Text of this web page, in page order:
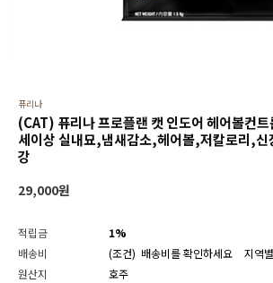
퓨리나
(CAT) 퓨리나 프로플랜 캣 인도어 헤어볼컨
세이상 실내묘,냄새감소,헤어볼,저칼로리,신
강
29,000원
적립금
1%
배송비
(조건) 배송비를 확인하세요
지역별
원산지
호주